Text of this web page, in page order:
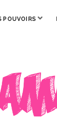
POUVOIRS ouvrir